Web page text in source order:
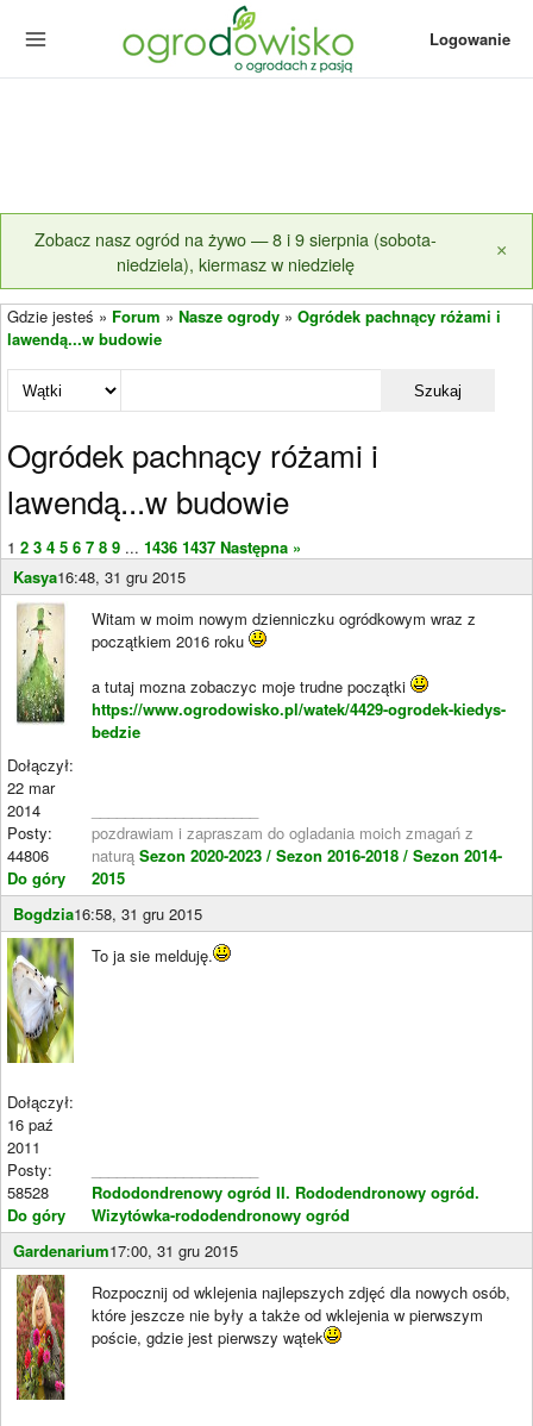
Logowanie
Zobacz nasz ogród na żywo — 8 i 9 sierpnia (sobota-
niedziela), kiermasz w niedzielę
×
Gdzie jesteś » Forum » Nasze ogrody » Ogródek pachnący różami i
lawendą...w budowie
Szukaj
Ogródek pachnący różami i
lawendą...w budowie
1 2 3 4 5 6 7 8 9 ... 1436 1437 Następna »
Kasya16:48, 31 gru 2015
Dołączył:
22 mar
2014
Posty:
44806
Do góry
Witam w moim nowym dzienniczku ogródkowym wraz z
początkiem 2016 roku
a tutaj mozna zobaczyc moje trudne początki
https://www.ogrodowisko.pl/watek/4429-ogrodek-kiedys-
bedzie
pozdrawiam i zapraszam do ogladania moich zmagań z
naturą Sezon 2020-2023 / Sezon 2016-2018 / Sezon 2014-
2015
Bogdzia16:58, 31 gru 2015
Dołączył:
16 paź
2011
Posty:
58528
Do góry
To ja sie melduję.
Rododondrenowy ogród II. Rododendronowy ogród.
Wizytówka-rododendronowy ogród
Gardenarium17:00, 31 gru 2015
Rozpocznij od wklejenia najlepszych zdjęć dla nowych osób,
które jeszcze nie były a także od wklejenia w pierwszym
poście, gdzie jest pierwszy wątek